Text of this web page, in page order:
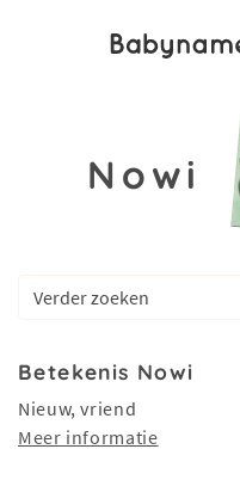
Nowi
Betekenis Nowi
Nieuw, vriend
Meer informatie